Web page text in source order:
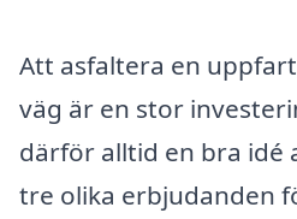
Att asfaltera en
väg är en stor
därför alltid en bra idé
tre olika erbjudanden